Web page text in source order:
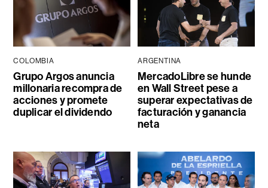
COLOMBIA
Grupo Argos anuncia
millonaria recompra de
acciones y promete
duplicar el dividendo
ARGENTINA
MercadoLibre se hunde
en Wall Street pese a
superar expectativas de
facturación y ganancia
neta